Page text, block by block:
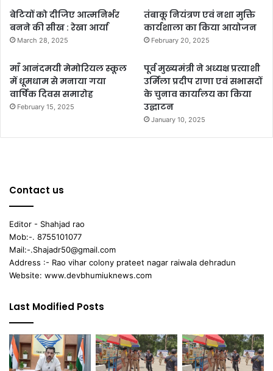
बेटियों को दीजिए आत्मनिर्भर
बनने की सीख : रेखा आर्या
March 28, 2025
तंबाकू नियंत्रण एवं नशा मुक्ति
कार्यशाला का किया आयोजन
February 20, 2025
माँ आनंदमयी मेमोरियल स्कूल
में धूमधाम से मनाया गया
वार्षिक दिवस समारोह
February 15, 2025
पूर्व मुख्यमंत्री ने अध्यक्ष प्रत्याशी
उर्मिला प्रदीप राणा एवं सभासदों
के चुनाव कार्यालय का किया
उद्घाटन
January 10, 2025
Contact us
Editor - Shahjad rao
Mob:-. 8755101077
Mail:-.Shajadr50@gmail.com
Address :- Rao vihar colony prateet nagar raiwala dehradun
Website: www.devbhumiuknews.com
Last Modified Posts